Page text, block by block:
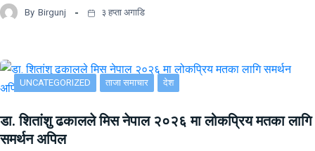
By Birgunj ३ हप्ता अगाडि
UNCATEGORIZED ताजा समाचार देश
डा. शितांशु ढकालले मिस नेपाल २०२६ मा लोकप्रिय मतका लागि
समर्थन अपिल